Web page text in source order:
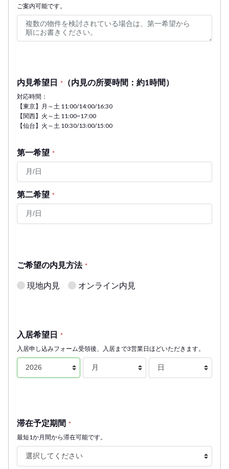
ご案内可能です。
内見希望日 * （内見の所要時間：約1時間）
対応時間：
【東京】月～土 11:00/14:00/16:30
【関西】火～土 11:00~17:00
【仙台】火～土 10:30/13:00/15:00
第一希望 *
第二希望 *
ご希望の内見方法 *
現地内見 オンライン内見
入居希望日 *
入居申し込みフォーム受領後、入居まで3営業日ほどいただきます。
滞在予定期間 *
最短1か月間から滞在可能です。